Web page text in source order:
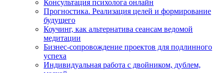
Консультация психолога онлайн
Прогностика. Реализация целей и формирование
будущего
Коучинг, как альтернатива сеансам ведомой
медитации
Бизнес-сопровождение проектов для подлинного
успеха
Индивидуальная работа с двойником, дублем,